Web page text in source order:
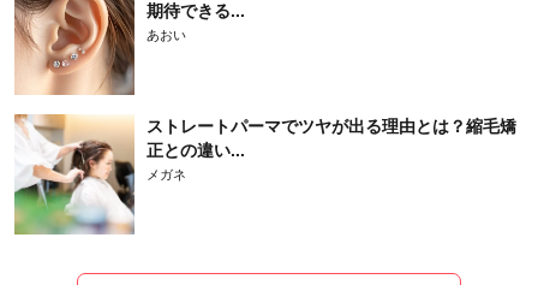
期待できる...
あおい
ストレートパーマでツヤが出る理由とは？縮毛矯
正との違い...
メガネ